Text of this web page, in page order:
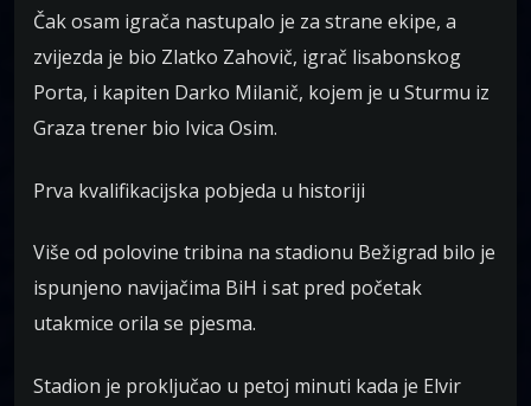
Čak osam igrača nastupalo je za strane ekipe, a
zvijezda je bio Zlatko Zahovič, igrač lisabonskog
Porta, i kapiten Darko Milanič, kojem je u Sturmu iz
Graza trener bio Ivica Osim.
Prva kvalifikacijska pobjeda u historiji
Više od polovine tribina na stadionu Bežigrad bilo je
ispunjeno navijačima BiH i sat pred početak
utakmice orila se pjesma.
Stadion je proključao u petoj minuti kada je Elvir